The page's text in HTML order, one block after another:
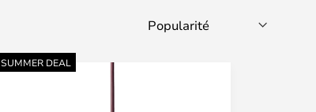
SUMMER DEAL